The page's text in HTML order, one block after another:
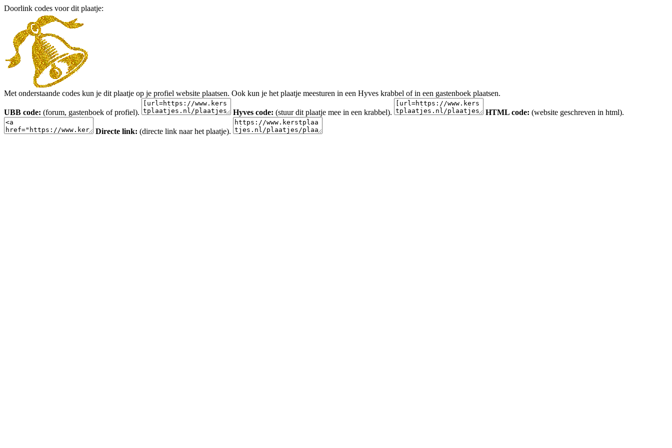
Doorlink codes voor dit plaatje:
Met onderstaande codes kun je dit plaatje op je profiel website plaatsen. Ook kun je het plaatje meesturen in een Hyves krabbel of in een gastenboek plaatsen.
UBB code: (forum, gastenboek of profiel). Hyves code: (stuur dit plaatje mee in een krabbel). HTML code: (website geschreven in html).
Directe link: (directe link naar het plaatje).